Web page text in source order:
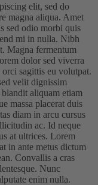
elit, sed do
magna aliqua. Amet
sed odio morbi quis
mi in nulla. Nibh
Magna fermentum
dolor sed viverra
sagittis eu volutpat.
velit dignissim
aliquam etiam
massa placerat duis
diam in arcu cursus
ac. Id neque
at ultrices. Lorem
in ante metus dictum
Convallis a cras
Nunc
enim nulla.